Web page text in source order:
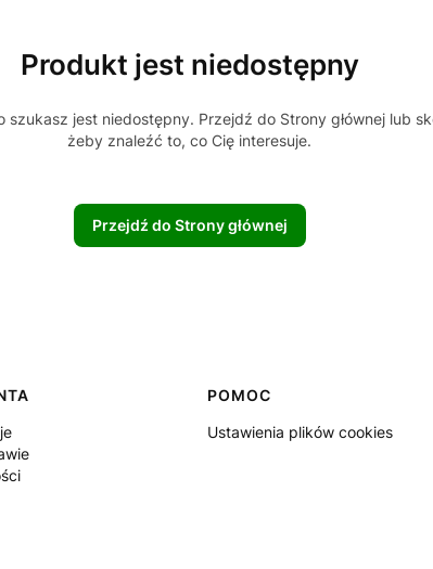
Produkt jest niedostępny
jest niedostępny. Przejdź do Strony głównej lub
żeby znaleźć to, co Cię interesuje.
Przejdź do Strony głównej
POMOC
Ustawienia plików cookies